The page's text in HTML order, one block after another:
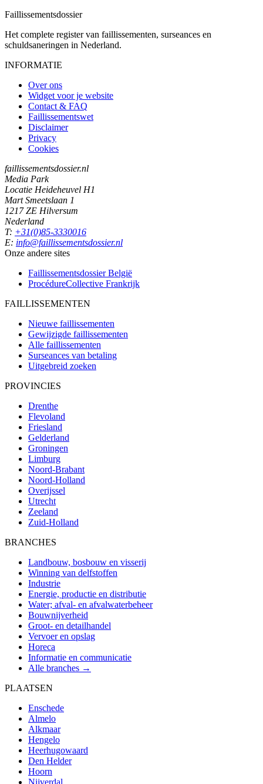
Faillissementsdossier
Het complete register van faillissementen, surseances en
schuldsaneringen in Nederland.
INFORMATIE
Over ons
Widget voor je website
Contact & FAQ
Faillissementswet
Disclaimer
Privacy
Cookies
faillissementsdossier.nl
Media Park
Locatie Heideheuvel H1
Mart Smeetslaan 1
1217 ZE Hilversum
Nederland
T: +31(0)85-3330016
E: info@faillissementsdossier.nl
Onze andere sites
Faillissementsdossier België
ProcédureCollective Frankrijk
FAILLISSEMENTEN
Nieuwe faillissementen
Gewijzigde faillissementen
Alle faillissementen
Surseances van betaling
Uitgebreid zoeken
PROVINCIES
Drenthe
Flevoland
Friesland
Gelderland
Groningen
Limburg
Noord-Brabant
Noord-Holland
Overijssel
Utrecht
Zeeland
Zuid-Holland
BRANCHES
Landbouw, bosbouw en visserij
Winning van delfstoffen
Industrie
Energie, productie en distributie
Water; afval- en afvalwaterbeheer
Bouwnijverheid
Groot- en detailhandel
Vervoer en opslag
Horeca
Informatie en communicatie
Alle branches →
PLAATSEN
Enschede
Almelo
Alkmaar
Hengelo
Heerhugowaard
Den Helder
Hoorn
Nijverdal